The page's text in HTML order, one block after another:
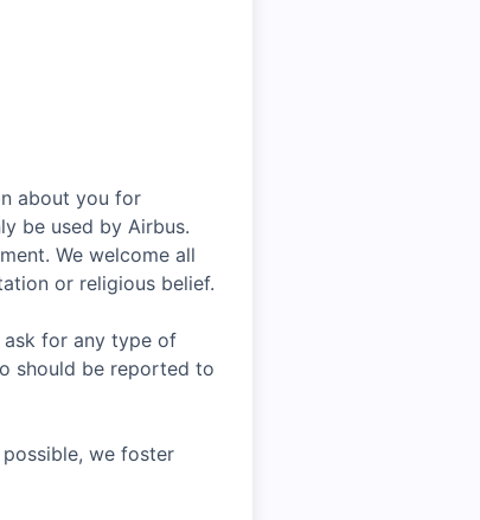
about you for
be used by Airbus.
We welcome all
or religious belief.
ask for any type of
should be reported to
we foster